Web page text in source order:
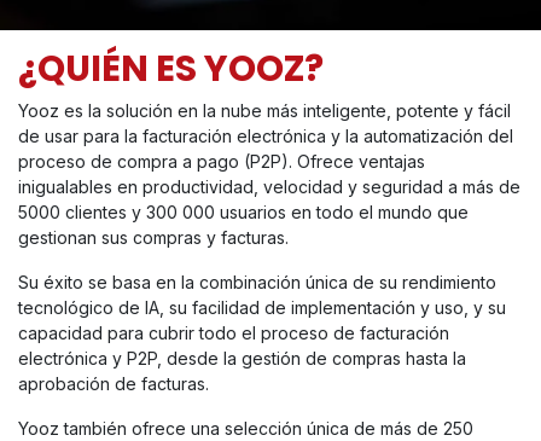
¿QUIÉN ES YOOZ?
Yooz es la solución en la nube más inteligente, potente y fácil
de usar para la facturación electrónica y la automatización del
proceso de compra a pago (P2P). Ofrece ventajas
inigualables en productividad, velocidad y seguridad a más de
5000 clientes y 300 000 usuarios en todo el mundo que
gestionan sus compras y facturas.
Su éxito se basa en la combinación única de su rendimiento
tecnológico de IA, su facilidad de implementación y uso, y su
capacidad para cubrir todo el proceso de facturación
electrónica y P2P, desde la gestión de compras hasta la
aprobación de facturas.
Yooz también ofrece una selección única de más de 250